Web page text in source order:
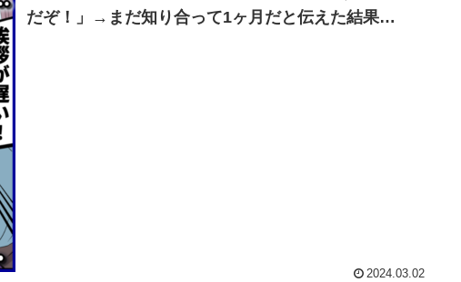
だぞ！」→まだ知り合って1ヶ月だと伝えた結果…
2024.03.02